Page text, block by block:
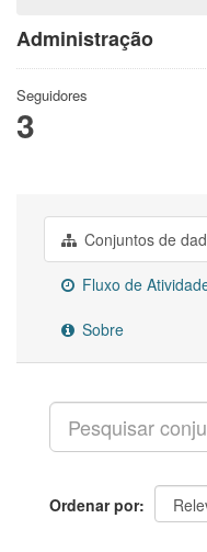
Administração
Seguidores
3
Conjuntos de
Fluxo de
Sobre
Ordenar por